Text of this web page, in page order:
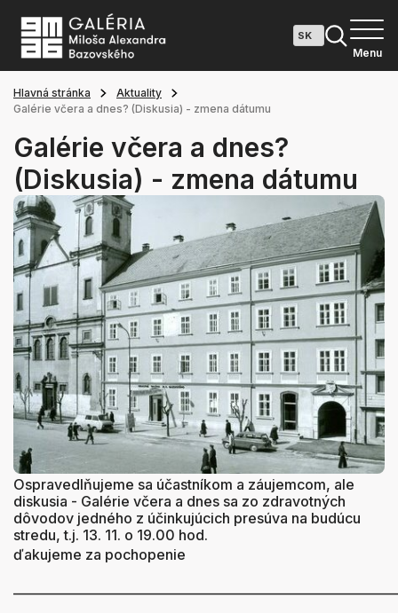
Menu
Hlavná stránka
Aktuality
Galérie včera a dnes? (Diskusia) - zmena dátumu
Galérie včera a dnes?
(Diskusia) - zmena dátumu
Ospravedlňujeme sa účastníkom a záujemcom, ale
diskusia - Galérie včera a dnes sa zo zdravotných
dôvodov jedného z účinkujúcich presúva na budúcu
stredu, t.j. 13. 11. o 19.00 hod.
ďakujeme za pochopenie